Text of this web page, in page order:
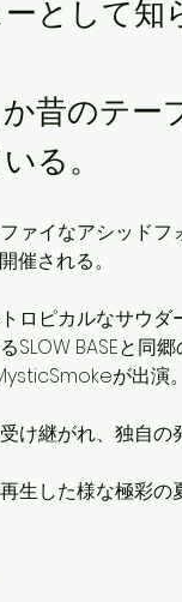
として知
昔のテー
る。
ァイなアシッド
催される。
ロピカルなサウダ
BASEと同郷
が出演。
け継がれ、独自
生した様な極彩の